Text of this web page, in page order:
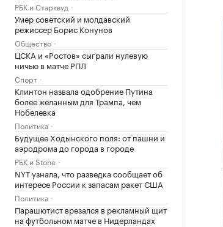
РБК и Старквуд
Умер советский и молдавский
режиссер Борис Конунов
Общество
ЦСКА и «Ростов» сыграли нулевую
ничью в матче РПЛ
Спорт
Клинтон назвала одобрение Путина
более желанным для Трампа, чем
Нобелевка
Политика
Будущее Ходынского поля: от пашни и
аэродрома до города в городе
РБК и Stone
NYT узнала, что разведка сообщает об
интересе России к запасам ракет США
Политика
Парашютист врезался в рекламный щит
на футбольном матче в Нидерландах